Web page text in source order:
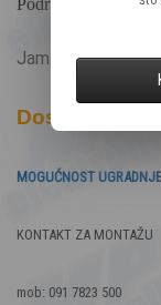
Jamstvo: 36
Dostava je
MOGUĆNOST
KONTAKT ZA MONTAŽU
mob: 091 7823 500